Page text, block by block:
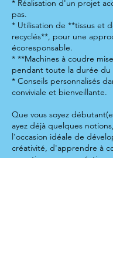
* Réalisation d'un projet
pas.
* Utilisation de **tissus et
recyclés**, pour une
écoresponsable.
* **Machines à coudre
pendant toute la durée du
* Conseils personnalisés
conviviale et bienveillante.
Que vous soyez
ayez déjà quelques
l'occasion idéale de
créativité, d'apprendre à
repartir avec une création